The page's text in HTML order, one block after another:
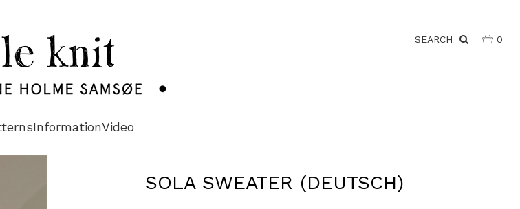
SEARCH 0
InformationVideo
SOLA SWEATER (DEUTSCH)